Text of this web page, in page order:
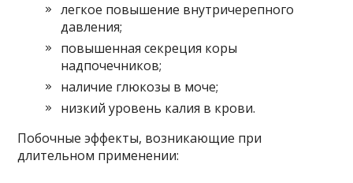
легкое повышение внутричерепного
давления;
повышенная секреция коры
надпочечников;
наличие глюкозы в моче;
низкий уровень калия в крови.
Побочные эффекты, возникающие при
длительном применении: